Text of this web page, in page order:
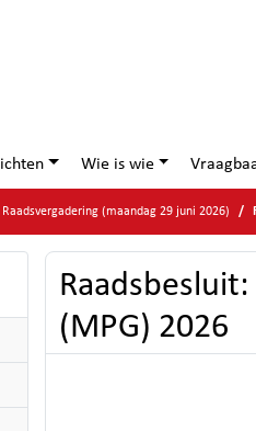
Wie is wie
Raadsvergadering (maandag 29 juni 2026)
(MPG) 2026